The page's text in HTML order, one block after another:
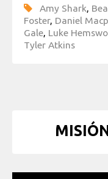
Amy Shark,
Foster, Daniel
Gale, Luke
Tyler Atkins